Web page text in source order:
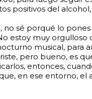
positivos del
sé porqué lo
estoy muy
musical, para
pero bueno, es
entonces,
en ese entorno,